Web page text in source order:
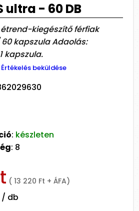
ultra - 60 DB
kiegészítő férfiak
kapszula Adaolás:
kapszula.
Értékelés beküldése
: készleten
: 8
( 13 220 Ft + ÁFA)
/ db